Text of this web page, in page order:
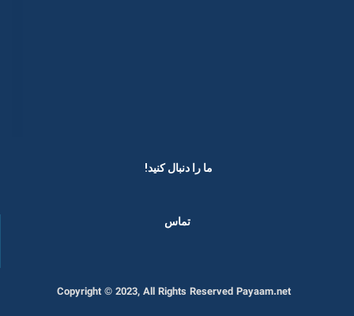
ما را دنبال کنید! ​
تماس
Copyright © 2023, All Rights Reserved Payaam.net